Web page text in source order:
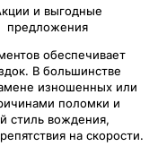
и выгодные
предложения
обеспечивает
В большинстве
изношенных или
поломки и
стиль вождения,
на скорости.